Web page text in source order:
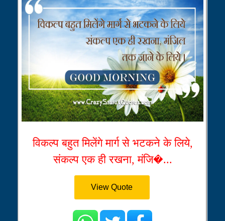
विकल्प बहुत मिलेंगे मार्ग से भटकने के लिये,
संकल्प एक ही रखना, मंजि�...
View Quote